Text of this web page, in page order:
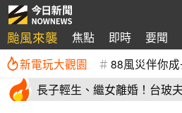
颱風來襲 焦點 即時 要聞
新電玩大觀園 88風災伴你成
長子輕生、繼女離婚！台玻